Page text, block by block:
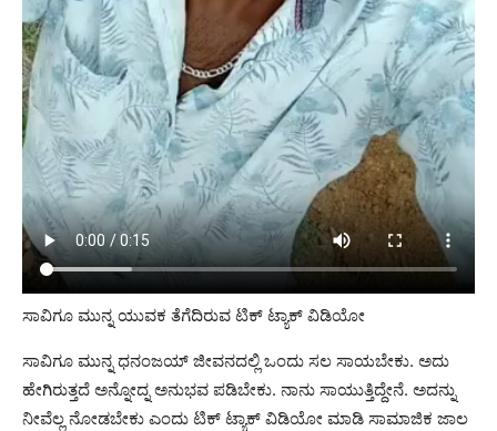
ಸಾವಿಗೂ ಮುನ್ನ ಯುವಕ ತೆಗೆದಿರುವ ಟಿಕ್ ಟ್ಯಾಕ್ ವಿಡಿಯೋ
ಸಾವಿಗೂ ಮುನ್ನ ಧನಂಜಯ್ ಜೀವನದಲ್ಲಿ ಒಂದು ಸಲ ಸಾಯಬೇಕು. ಅದು
ಹೇಗಿರುತ್ತದೆ ಅನ್ನೋದ್ನ ಅನುಭವ ಪಡಿಬೇಕು. ನಾನು ಸಾಯುತ್ತಿದ್ದೇನೆ. ಅದನ್ನು
ನೀವೆಲ್ಲ ನೋಡಬೇಕು ಎಂದು ಟಿಕ್ ಟ್ಯಾಕ್ ವಿಡಿಯೋ ಮಾಡಿ ಸಾಮಾಜಿಕ ಜಾಲ